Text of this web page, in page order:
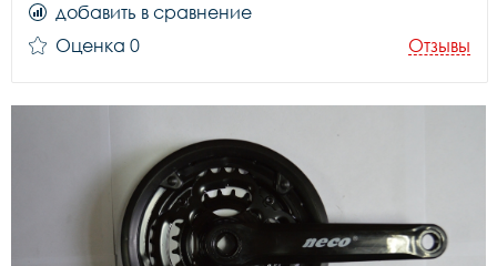
добавить в сравнение
Оценка 0
Отзывы